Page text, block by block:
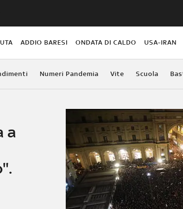
ADDIO BARESI ONDATA DI CALDO USA-IRAN
Numeri Pandemia Vite Scuola
a